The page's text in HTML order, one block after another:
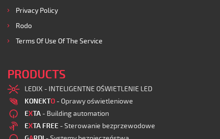
Privacy Policy
Rodo
Terms Of Use Of The Service
PRODUCTS
LEDIX - INTELIGENTNE OŚWIETLENIE LED
KONEKTO - Oprawy oświetleniowe
EXTA - Building automation
EXTA FREE - Sterowanie bezprzewodowe